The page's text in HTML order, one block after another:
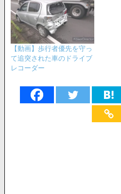
【動画】歩行者優先を守っ
て追突された車のドライブ
レコーダー